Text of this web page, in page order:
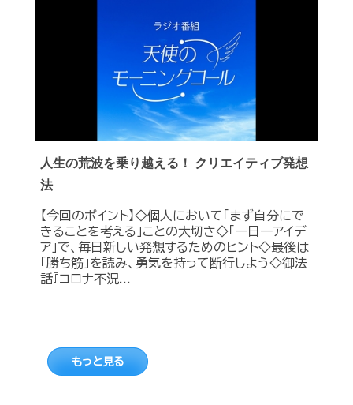
人生の荒波を乗り越える！ クリエイティブ発想
法
【今回のポイント】◇個人において「まず自分にで
きることを考える」ことの大切さ◇「一日一アイデ
ア」で、毎日新しい発想するためのヒント◇最後は
「勝ち筋」を読み、勇気を持って断行しよう◇御法
話『コロナ不況...
もっと見る